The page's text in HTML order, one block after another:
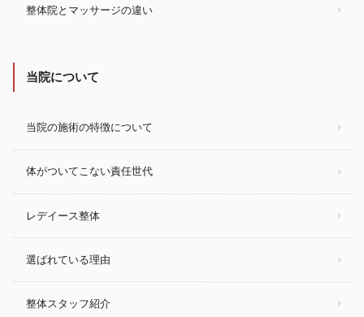
整体院とマッサージの違い
当院について
当院の施術の特徴について
体がついてこない責任世代
レデイース整体
選ばれている理由
整体スタッフ紹介